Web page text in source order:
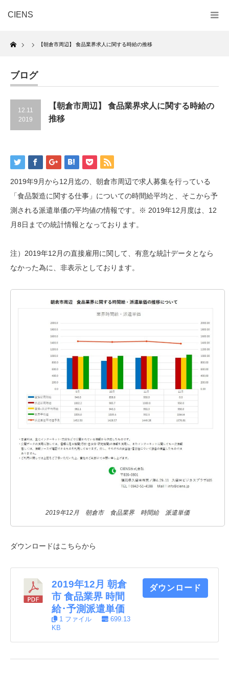
CIENS
Home
【朝倉市周辺】 食品業界求人に関する時給の推移
ブログ
12.11
2019
【朝倉市周辺】 食品業界求人に関する時給の
推移
2019年9月から12月迄の、朝倉市周辺で求人募集を行っている
「食品製造に関する仕事」についての時間給平均と、そこから予
測される派遣単価の平均値の情報です。※ 2019年12月度は、12
月8日までの統計情報となっております。
注）2019年12月の直接雇用に関して、有意な統計データとなら
なかった為に、非表示としております。
2019年12月 朝倉市 食品業界 時間給 派遣単価
ダウンロードはこちらから
2019年12月 朝倉
市 食品業界 時間
給･予測派遣単価
1 ファイル
699.13
KB
ダウンロード